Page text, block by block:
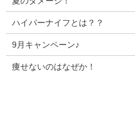
ハイパーナイフとは？？
9月キャンペーン♪
痩せないのはなぜか！